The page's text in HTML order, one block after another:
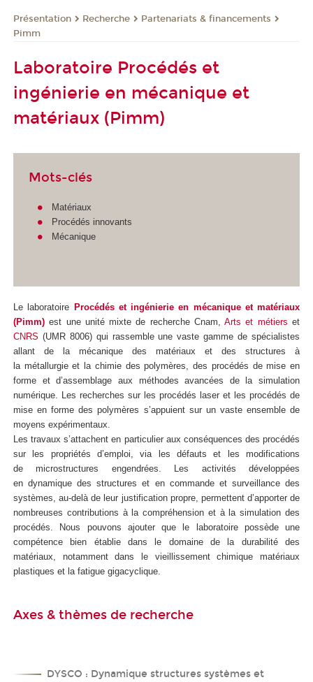
Présentation Recherche
Partenariats & financements
Pimm
Laboratoire Procédés et
ingénierie en mécanique et
matériaux (Pimm)
Mots-clés
Matériaux
Procédés innovants
Mécanique
Le laboratoire Procédés et ingénierie en mécanique et matériaux
(Pimm) est une unité mixte de recherche Cnam,Arts et métiers et
CNRS (UMR 8006) qui rassemble une vaste gamme de spécialistes
allant de la mécanique des matériaux et des structures à
la métallurgie et la chimie des polymères, des procédés de mise en
forme et d’assemblage aux méthodes avancées de la simulation
numérique. Les recherches sur les procédés laser et les procédés de
mise en forme des polymères s’appuient sur un vaste ensemble de
moyens expérimentaux.
Les travaux s’attachent en particulier aux conséquences des procédés
sur les propriétés d’emploi, via les défauts et les modifications
de microstructures engendrées. Les activités développées
en dynamique des structures et en commande et surveillance des
systèmes, au-delà de leur justification propre, permettent d’apporter de
nombreuses contributions à la compréhension et à la simulation des
procédés. Nous pouvons ajouter que le laboratoire possède une
compétence bien établie dans le domaine de la durabilité des
matériaux, notamment dans le vieillissement chimique matériaux
plastiques et la fatigue gigacyclique.
Axes & thèmes de recherche
DYSCO : Dynamique structures systèmes et